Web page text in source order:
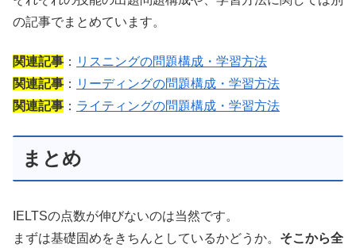
の記事でまとめています。
関連記事 ： リスニングの問題構成・学習方法
関連記事 ： リーディングの問題構成・学習方法
関連記事 ： ライティングの問題構成・学習方法
まとめ
IELTSの点数が伸びないのは当然です。
まずは基礎固めをきちんとしているかどうか。 そこから全